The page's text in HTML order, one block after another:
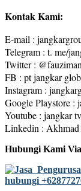
Kontak Kami:
E-mail :
Telegram : t. me/
Twitter :
FB : pt jangkar
Instagram :
Google Playstore :
Youtube : jangkar tv
Linkedin :
Hubungi Kami